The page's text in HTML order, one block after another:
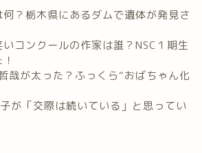
？栃木県にあるダムで遺体が発見さ
いコンクールの作家は誰？NSC１期生
哉が太った？ふっくら“おばちゃん化
が「交際は続いている」と思ってい